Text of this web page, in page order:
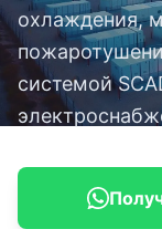
охлаждения,
системой